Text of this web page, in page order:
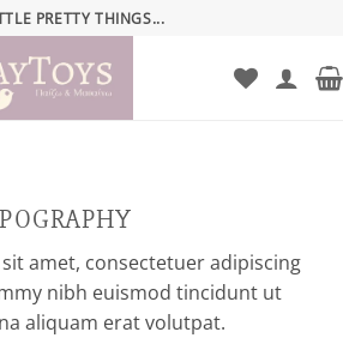
PRETTY THINGS...
amet, consectetuer adipiscing
nibh euismod tincidunt ut
aliquam erat volutpat.